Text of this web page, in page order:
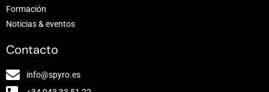
Formación
Noticias & eventos
Contacto
info@spyro.es